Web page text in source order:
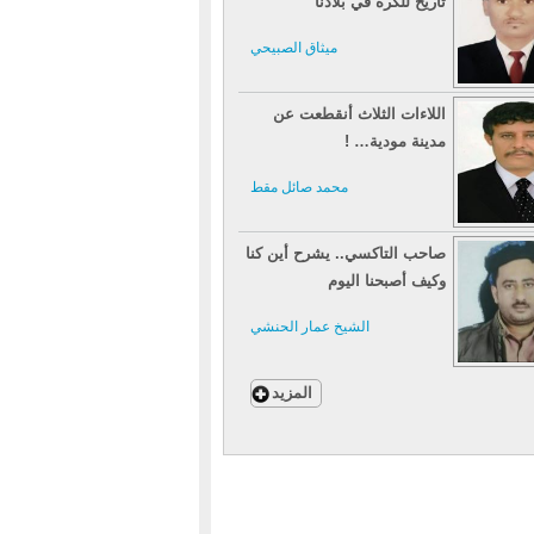
ميثاق الصبيحي
اللاءات الثلاث أنقطعت عن
مدينة مودية… !
محمد صائل مقط
صاحب التاكسي.. يشرح أين كنا
وكيف أصبحنا اليوم
الشيخ عمار الحنشي
المزيد